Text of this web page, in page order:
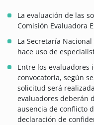
La evaluación de las
Comisión Evaluadora
La Secretaría
hace uso de
Entre los evaluadores
convocatoria, según
solicitud será
evaluadores deberán
ausencia de conflicto
declaración de